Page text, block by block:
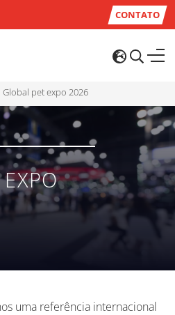
CONTATO
global pet expo 2026
uma referência internacional